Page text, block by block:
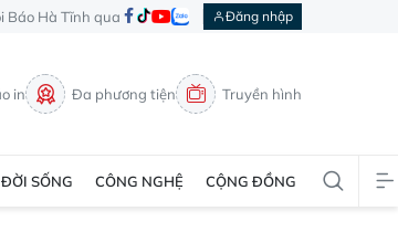
Báo Hà Tĩnh qua Đăng nhập
in Đa phương tiện Truyền hình
ĐỜI SỐNG CÔNG NGHỆ CỘNG ĐỒNG